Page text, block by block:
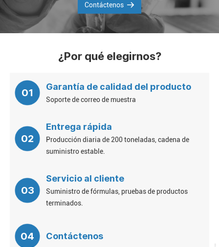
Contáctenos
¿Por qué elegirnos?
01
Garantía de calidad del producto
Soporte de correo de muestra
02
Entrega rápida
Producción diaria de 200 toneladas, cadena de
suministro estable.
03
Servicio al cliente
Suministro de fórmulas, pruebas de productos
terminados.
04 Contáctenos